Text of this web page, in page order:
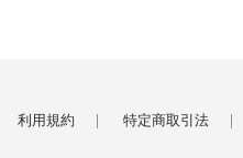
利用規約 特定商取引法